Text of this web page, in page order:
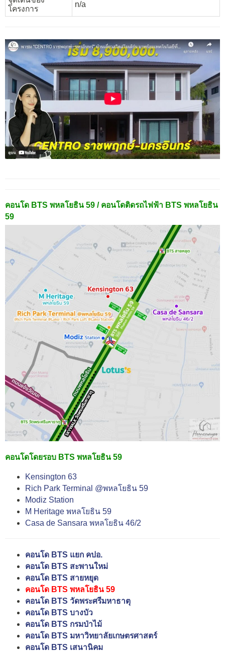
โครงการ
n/a
คอนโด BTS พหลโยธิน 59 / คอนโดติดรถไฟฟ้า BTS พหลโยธิน
59
คอนโดโดยรอบ BTS พหลโยธิน 59
Kensington 63
Rich Park Terminal @พหลโยธิน 59
Modiz Station
M Heritage พหลโยธิน 59
Casa de Sansara พหลโยธิน 46/2
คอนโด BTS แยก คปอ.
คอนโด BTS สะพานใหม่
คอนโด BTS สายหยุด
คอนโด BTS พหลโยธิน 59
คอนโด BTS วัดพระศรีมหาธาตุ
คอนโด BTS บางบัว
คอนโด BTS กรมป่าไม้
คอนโด BTS มหาวิทยาลัยเกษตรศาสตร์
คอนโด BTS เสนานิคม